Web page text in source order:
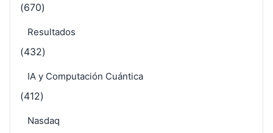
(670)
Resultados
(432)
IA y Computación Cuántica
(412)
Nasdaq